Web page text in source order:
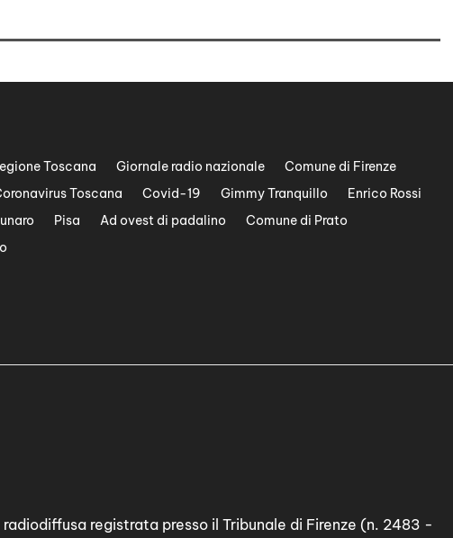
Toscana Giornale radio nazionale
Comune di Firenze
Toscana Covid-19 Gimmy Tranquillo
Enrico Rossi
Pisa Ad ovest di padalino
Comune di Prato
registrata presso il Tribunale di Firenze (n. 2483 -